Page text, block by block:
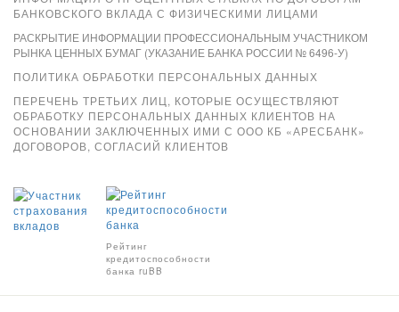
БАНКОВСКОГО ВКЛАДА С ФИЗИЧЕСКИМИ ЛИЦАМИ
РАСКРЫТИЕ ИНФОРМАЦИИ ПРОФЕССИОНАЛЬНЫМ УЧАСТНИКОМ
РЫНКА ЦЕННЫХ БУМАГ (УКАЗАНИЕ БАНКА РОССИИ № 6496-У)
ПОЛИТИКА ОБРАБОТКИ ПЕРСОНАЛЬНЫХ ДАННЫХ
ПЕРЕЧЕНЬ ТРЕТЬИХ ЛИЦ, КОТОРЫЕ ОСУЩЕСТВЛЯЮТ
ОБРАБОТКУ ПЕРСОНАЛЬНЫХ ДАННЫХ КЛИЕНТОВ НА
ОСНОВАНИИ ЗАКЛЮЧЕННЫХ ИМИ С ООО КБ «АРЕСБАНК»
ДОГОВОРОВ, СОГЛАСИЙ КЛИЕНТОВ
Рейтинг
кредитоспособности
банка ruBB